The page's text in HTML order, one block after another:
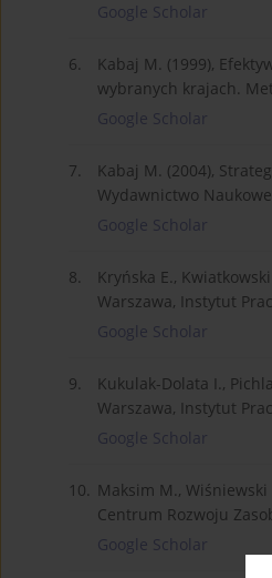
Google Scholar
6.
Kabaj M. (1999),
wybranych krajach.
Google Scholar
7.
Kabaj M. (2004),
Wydawnictwo
Google Scholar
8.
Kryńska E.,
Warszawa, Instytut
Google Scholar
9.
Kukulak-Dolata I.,
Warszawa, Instytut
Google Scholar
10. Maksim M.,
Centrum Rozwoju
Google Scholar